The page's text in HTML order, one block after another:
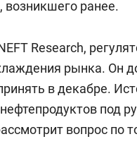
возникшего ранее.
Research,
рынка. Он
в декабре.
под
вопрос по